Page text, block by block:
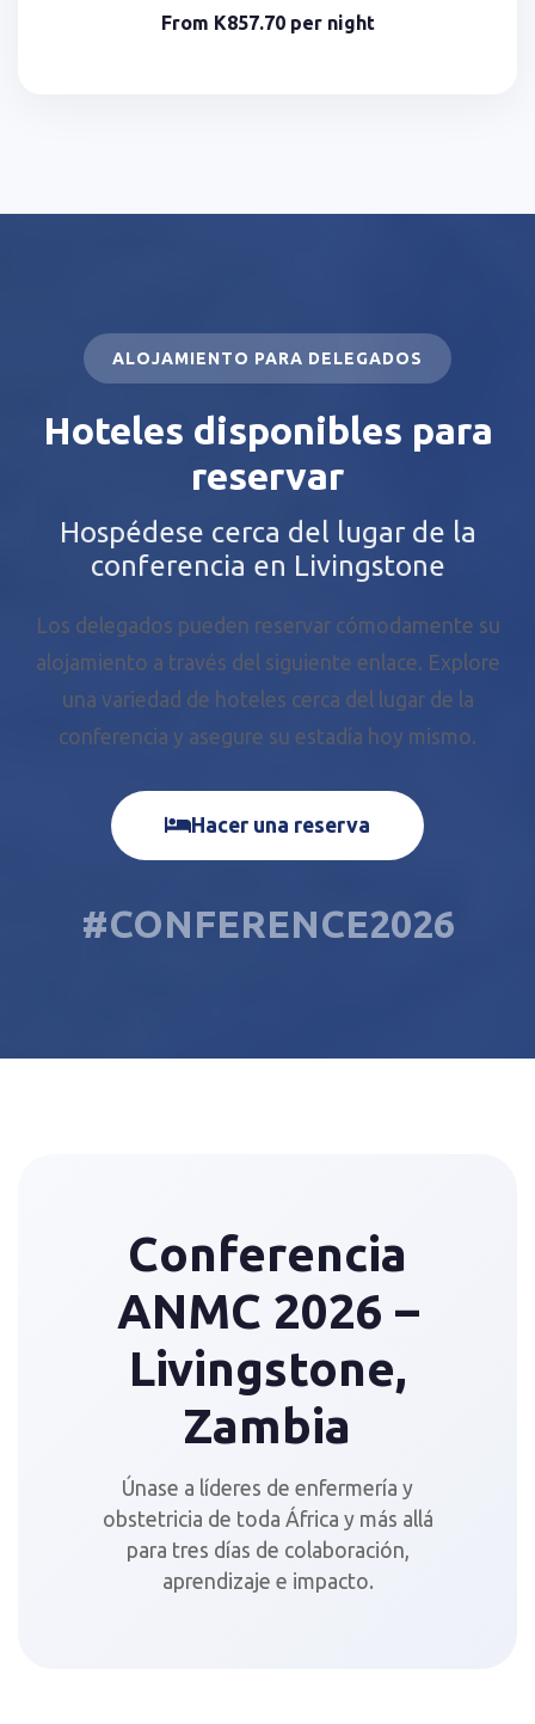
From K857.70per night
ALOJAMIENTO PARA DELEGADOS
Hoteles disponibles para
reservar
Hospédese cerca del lugar de la
conferencia en Livingstone
Los delegados pueden reservar cómodamente su
alojamiento a través del siguiente enlace. Explore
una variedad de hoteles cerca del lugar de la
conferencia y asegure su estadía hoy mismo.
Hacer una reserva
#CONFERENCE2026
Conferencia
ANMC 2026 –
Livingstone,
Zambia
Únase a líderes de enfermería y
obstetricia de toda África y más allá
para tres días de colaboración,
aprendizaje e impacto.